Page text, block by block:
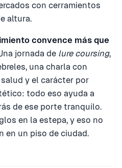
con cerramientos
altura.
convence más que
jornada de lure coursing,
una charla con
y el carácter por
todo eso ayuda a
de ese porte tranquilo.
en la estepa, y eso no
en un piso de ciudad.